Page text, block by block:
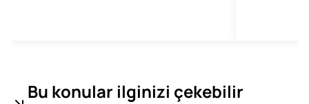
Bu konular ilginizi çekebilir